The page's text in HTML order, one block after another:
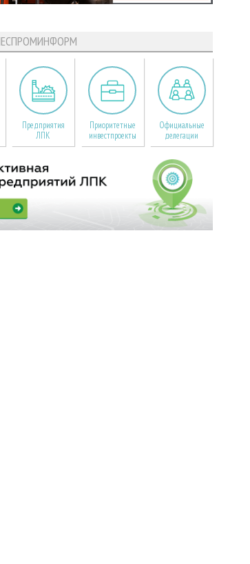
Предприятия
ЛПК
Приоритетные
инвестпроекты
Официальные
делегации